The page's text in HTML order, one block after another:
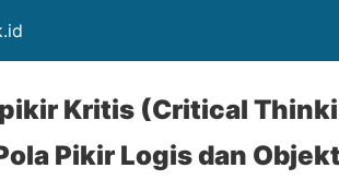
Kritis (Critical
Pikir Logis dan